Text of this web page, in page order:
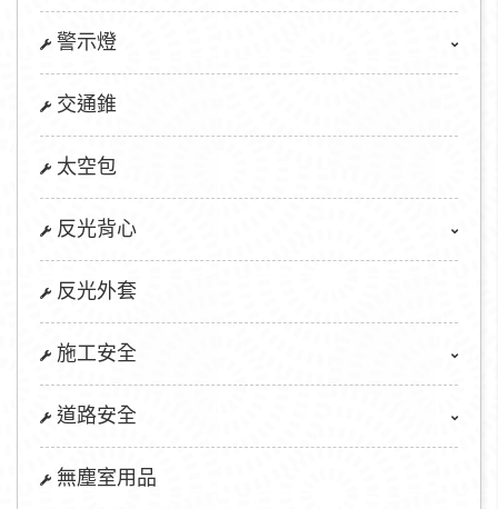
警示燈
交通錐
太空包
反光背心
反光外套
施工安全
道路安全
無塵室用品